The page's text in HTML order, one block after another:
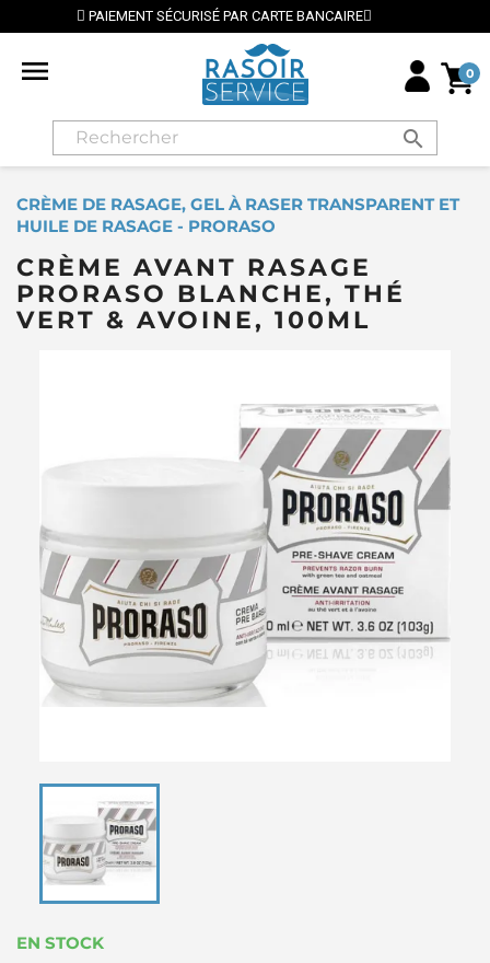
CARTE BANCAIRE ⭐ LIVRAISON GRATUITE EN
 0
search
CRÈME DE RASAGE, GEL À RASER TRANSPARENT ET
HUILE DE RASAGE - PRORASO
CRÈME AVANT RASAGE
PRORASO BLANCHE, THÉ
VERT & AVOINE, 100ML
EN STOCK